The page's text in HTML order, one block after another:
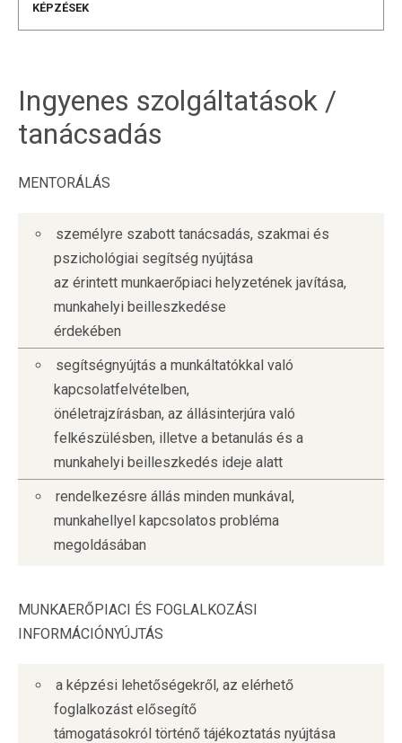
KÉPZÉSEK
Ingyenes szolgáltatások /
tanácsadás
MENTORÁLÁS
személyre szabott tanácsadás, szakmai és
pszichológiai segítség nyújtása
az érintett munkaerőpiaci helyzetének javítása,
munkahelyi beilleszkedése
érdekében
segítségnyújtás a munkáltatókkal való
kapcsolatfelvételben,
önéletrajzírásban, az állásinterjúra való
felkészülésben, illetve a betanulás és a
munkahelyi beilleszkedés ideje alatt
rendelkezésre állás minden munkával,
munkahellyel kapcsolatos probléma
megoldásában
MUNKAERŐPIACI ÉS FOGLALKOZÁSI
INFORMÁCIÓNYÚJTÁS
a képzési lehetőségekről, az elérhető
foglalkozást elősegítő
támogatásokról történő tájékoztatás nyújtása